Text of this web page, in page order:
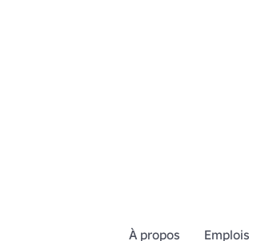
À propos Emplois